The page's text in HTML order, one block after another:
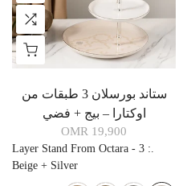
ستاند بورسلان 3 طبقات من
اوكتارا – بيج + فضي
19,900 OMR
.
:
3 Layer Stand From Octara -
Beige + Silver